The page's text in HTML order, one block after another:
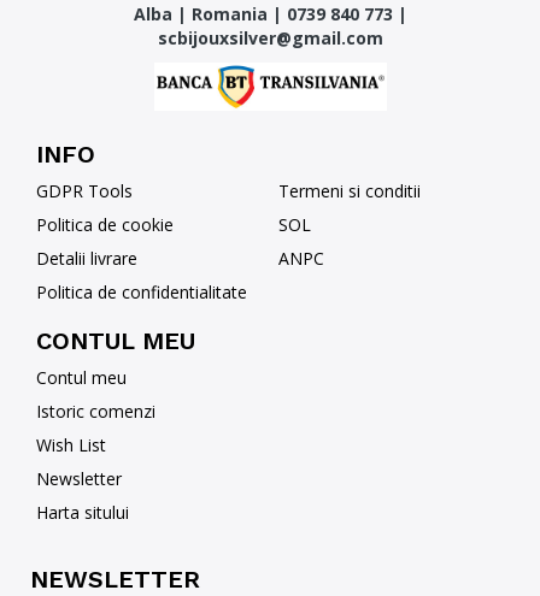
Alba | Romania | 0739 840 773 |
scbijouxsilver@gmail.com
INFO
GDPR Tools
Politica de cookie
Detalii livrare
Politica de confidentialitate
Termeni si conditii
SOL
ANPC
CONTUL MEU
Contul meu
Istoric comenzi
Wish List
Newsletter
Harta sitului
NEWSLETTER